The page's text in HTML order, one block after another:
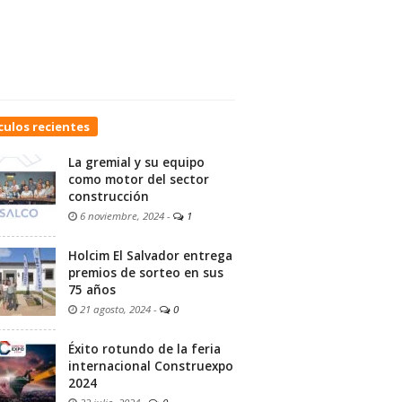
recientes
La gremial y su equipo
como motor del sector
construcción
6 noviembre, 2024 - 1
Holcim El Salvador entrega
premios de sorteo en sus
75 años
21 agosto, 2024 - 0
Éxito rotundo de la feria
internacional Construexpo
2024